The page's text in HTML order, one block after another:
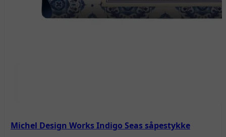
Michel Design Works Indigo Seas såpestykke